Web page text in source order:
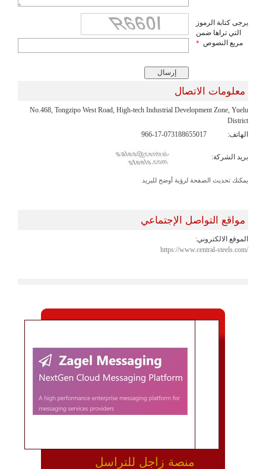
يرجى كتابة الرموز
التي تراها ضمن
مربع النصوص *
معلومات الاتصال
No.468, Tongzipo West Road, High-tech Industrial Development Zone, Yuelu
District
الهاتف:
966-17-073188655017
بريد الشركة:
يمكنك تحديث الصفحة لرؤية أوضح للبريد
مواقع التواصل الإجتماعي
الموقع الالكتروني:
https://www.central-steels.com/
منصة زاجل للتراسل